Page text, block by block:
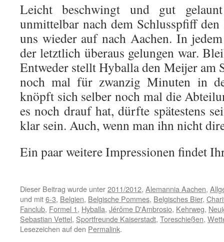
Leicht beschwingt und gut
unmittelbar nach dem Schlusspfiff
uns wieder auf nach Aachen. In
der letztlich überaus gelungen war.
Entweder stellt Hyballa den Meijer am
noch mal für zwanzig Minuten in
knöpft sich selber noch mal die
es noch drauf hat, dürfte spätestens
klar sein. Auch, wenn man ihn nicht
Ein paar weitere Impressionen findet
Dieser Beitrag wurde unter2011/2012, Alemannia Aachen,
und mit6-3, Belgien, Belgische Pommes, Belgisches Bier,
Fanclub, Formel 1, Hyballa, Jérôme D'Ambrosio, Kehrweg,
Sebastian Vettel, Sportfreunde Kaiserstadt, Toreschießen,
Lesezeichen auf den Permalink.